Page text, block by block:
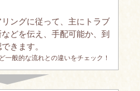
ングに従って、主にトラブ
どを伝え、手配可能か、到
きます。
一般的な流れとの違いをチェック！